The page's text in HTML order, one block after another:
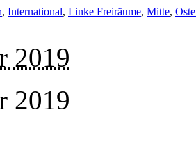
, International, Linke Freiräume, Mitte,
2019
2019